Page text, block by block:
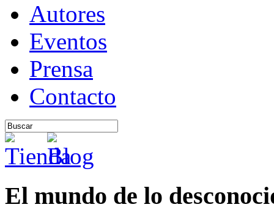
Autores
Eventos
Prensa
Contacto
El mundo de lo